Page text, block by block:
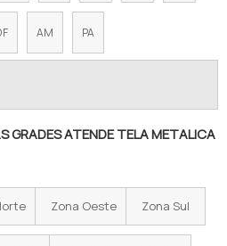
AM PA
GRADES ATENDE TELA METALICA
Zona Oeste Zona Sul